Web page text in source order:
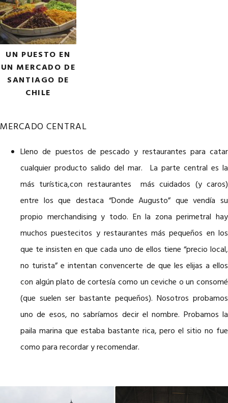
UN PUESTO EN
UN MERCADO DE
SANTIAGO DE
CHILE
MERCADO CENTRAL
Lleno de puestos de pescado y restaurantes para catar
cualquier producto salido del mar. La parte central es la
más turística,con restaurantes más cuidados (y caros)
entre los que destaca “Donde Augusto” que vendía su
propio merchandising y todo. En la zona perimetral hay
muchos puestecitos y restaurantes más pequeños en los
que te insisten en que cada uno de ellos tiene “precio local,
no turista” e intentan convencerte de que les elijas a ellos
con algún plato de cortesía como un ceviche o un consomé
(que suelen ser bastante pequeños). Nosotros probamos
uno de esos, no sabríamos decir el nombre. Probamos la
paila marina que estaba bastante rica, pero el sitio no fue
como para recordar y recomendar.